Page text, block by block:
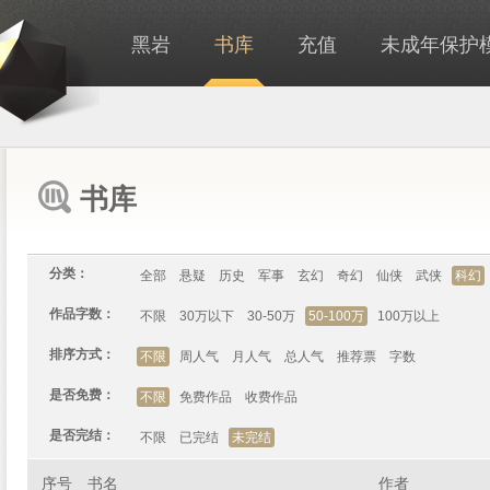
黑岩 书库 充值 未成年保护
书库
分类： 全部 悬疑 历史 军事 玄幻 奇幻 仙侠 武侠 科幻
作品字数： 不限 30万以下 30-50万 50-100万 100万以上
排序方式： 不限 周人气 月人气 总人气 推荐票 字数
是否免费： 不限 免费作品 收费作品
是否完结： 不限 已完结 未完结
序号 书名 作者